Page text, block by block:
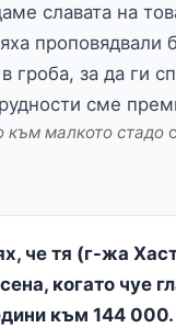
славата на
проповядвали
гроба, за да ги
сме
към малкото стадо
че тя (г-жа
когато чуе
към 144 000.